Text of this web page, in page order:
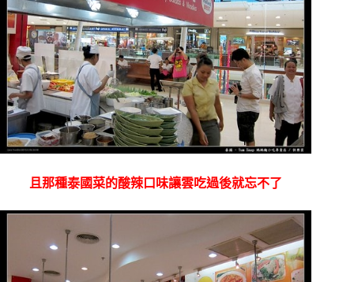
且那種泰國菜的酸辣口味讓雲吃過後就忘不了